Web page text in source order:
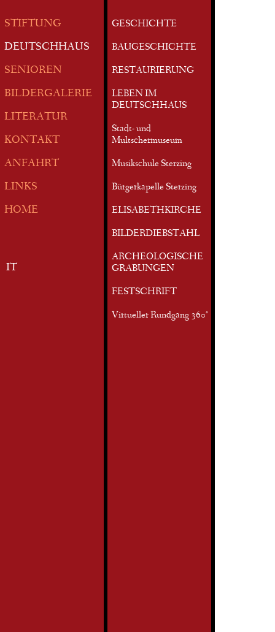
STIFTUNG
DEUTSCHHAUS
SENIOREN
BILDERGALERIE
LITERATUR
KONTAKT
ANFAHRT
LINKS
HOME
IT
GESCHICHTE
BAUGESCHICHTE
RESTAURIERUNG
LEBEN IM
DEUTSCHHAUS
Stadt- und
Multschermuseum
Musikschule Sterzing
Bürgerkapelle Sterzing
ELISABETHKIRCHE
BILDERDIEBSTAHL
ARCHEOLOGISCHE
GRABUNGEN
FESTSCHRIFT
Virtueller Rundgang 360°